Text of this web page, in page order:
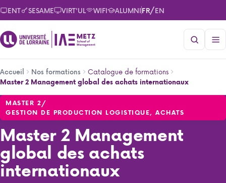
Aller
au
contenu
principal
ENT SESAME VIRT'UL WIFI ALUMNIFR/EN
d'Ariane
Accueil Nos formations
Catalogue de formations
Master 2 Management global des achats internationaux
Master 2 Management global des achats internationaux
MASTER 2/
GESTION DE PRODUCTION LOGISTIQUE, ACHATS
Master 2 Management
global des achats
internationaux